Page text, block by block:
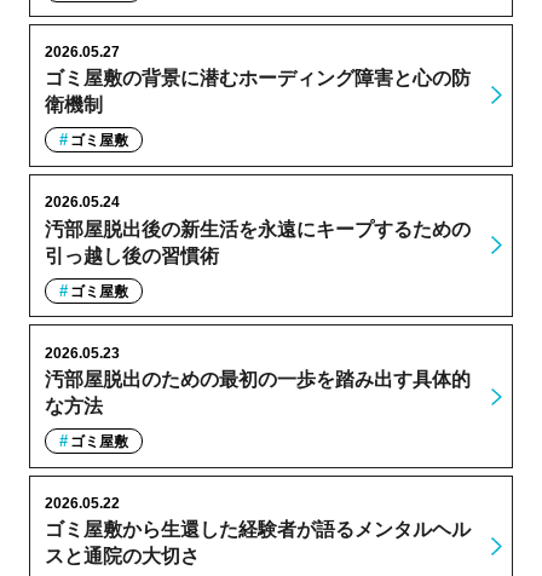
ゴミ屋敷の背景に潜むホーディング障害と心の防
衛機制
2026.05.27
ゴミ屋敷
汚部屋脱出後の新生活を永遠にキープするための
引っ越し後の習慣術
2026.05.24
ゴミ屋敷
汚部屋脱出のための最初の一歩を踏み出す具体的
な方法
2026.05.23
ゴミ屋敷
ゴミ屋敷から生還した経験者が語るメンタルヘル
スと通院の大切さ
2026.05.22